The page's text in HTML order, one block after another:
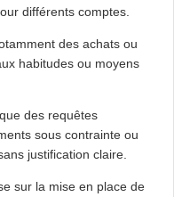
différents comptes.
des achats ou
habitudes ou moyens
des requêtes
sous contrainte ou
justification claire.
sur la mise en place de